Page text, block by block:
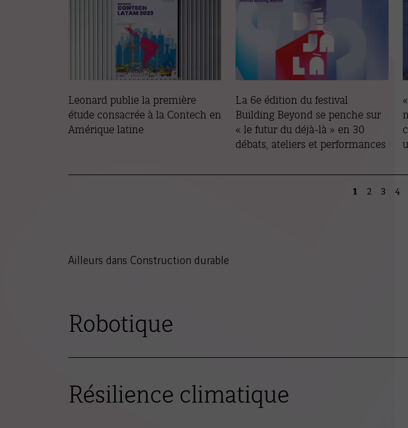
Leonard publie la première
étude consacrée à la Contech en
Amérique latine
La 6e édition du festival
Building Beyond se penche sur
« le futur du déjà-là » en 30
débats, ateliers et performances
1 2 3 4
Ailleurs dans Construction durable
Robotique
Résilience climatique